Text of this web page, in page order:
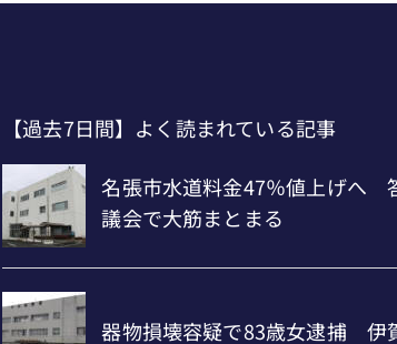
【過去7日間】よく読まれている記事